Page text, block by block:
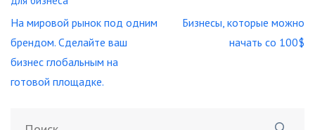
Навигация
по
записям
На мировой рынок под одним
брендом. Сделайте ваш
бизнес глобальным на
готовой площадке.
Бизнесы, которые можно
начать со 100$